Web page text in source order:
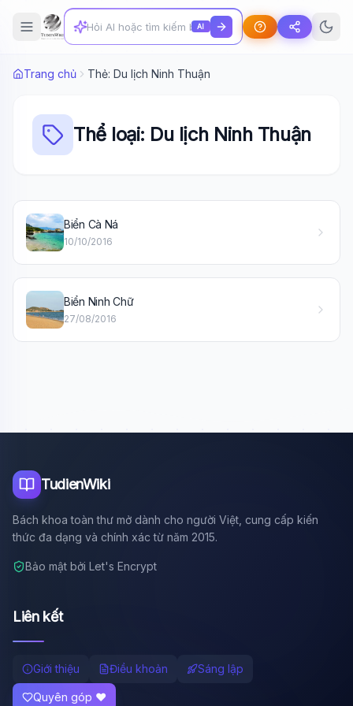
AI
Trang chủ Thẻ: Du lịch Ninh Thuận
Thể loại: Du lịch Ninh Thuận
Biển Cà Ná
10/10/2016
Biển Ninh Chữ
27/08/2016
TudienWiki
Bách khoa toàn thư mở dành cho người Việt, cung cấp kiến
thức đa dạng và chính xác từ năm 2015.
Bảo mật bởi Let's Encrypt
Liên kết
Giới thiệu Điều khoản Sáng lập
Quyên góp ❤️
🤖 Wiki Trợ Lý
Sẵn sàng hỗ trợ